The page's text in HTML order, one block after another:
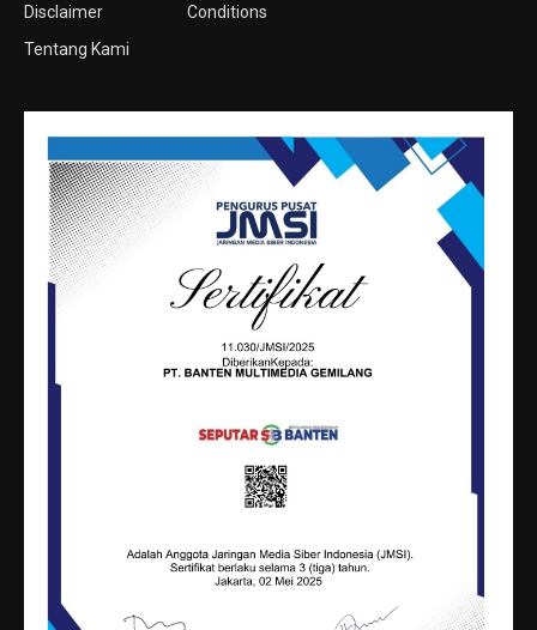
Disclaimer
Tentang Kami
Conditions